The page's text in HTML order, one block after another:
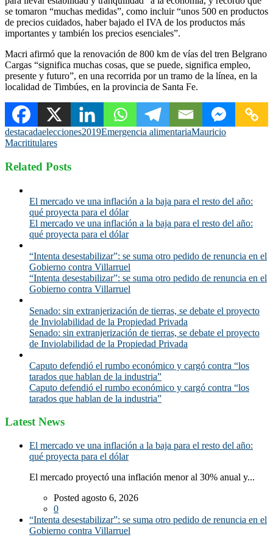
se tomaron “muchas medidas”, como incluir “unos 500 en productos
de precios cuidados, haber bajado el IVA de los productos más
importantes y también los precios esenciales”.
Macri afirmó que la renovación de 800 km de vías del tren Belgrano
Cargas “significa muchas cosas, que se puede, significa empleo,
presente y futuro”, en una recorrida por un tramo de la línea, en la
localidad de Timbúes, en la provincia de Santa Fe.
destacadaelecciones2019Emergencia alimentariaMauricio
Macrititulares
Related Posts
El mercado ve una inflación a la baja para el resto del año:
qué proyecta para el dólar
El mercado ve una inflación a la baja para el resto del año:
qué proyecta para el dólar
“Intenta desestabilizar”: se suma otro pedido de renuncia en el
Gobierno contra Villarruel
“Intenta desestabilizar”: se suma otro pedido de renuncia en el
Gobierno contra Villarruel
Senado: sin extranjerización de tierras, se debate el proyecto
de Inviolabilidad de la Propiedad Privada
Senado: sin extranjerización de tierras, se debate el proyecto
de Inviolabilidad de la Propiedad Privada
Caputo defendió el rumbo económico y cargó contra “los
tarados que hablan de la industria”
Caputo defendió el rumbo económico y cargó contra “los
tarados que hablan de la industria”
Latest News
El mercado ve una inflación a la baja para el resto del año:
qué proyecta para el dólar
El mercado proyectó una inflación menor al 30% anual y...
Posted agosto 6, 2026
0
“Intenta desestabilizar”: se suma otro pedido de renuncia en el
Gobierno contra Villarruel